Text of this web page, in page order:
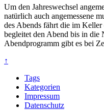
Um den Jahreswechsel
natürlich auch angemessene
des Abends fährt die im
begleitet den Abend bis in die
Abendprogramm gibt es bei
↑
Tags
Kategorien
Impressum
Datenschutz